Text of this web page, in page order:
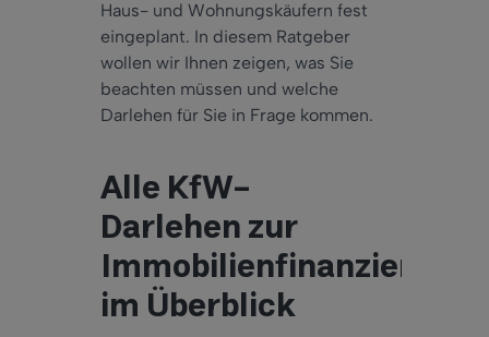
Haus- und Wohnungskäufern fest
eingeplant. In diesem Ratgeber
wollen wir Ihnen zeigen, was Sie
beachten müssen und welche
Darlehen für Sie in Frage kommen.
Alle KfW-
Darlehen zur
Immobilienfinanzierung
im Überblick